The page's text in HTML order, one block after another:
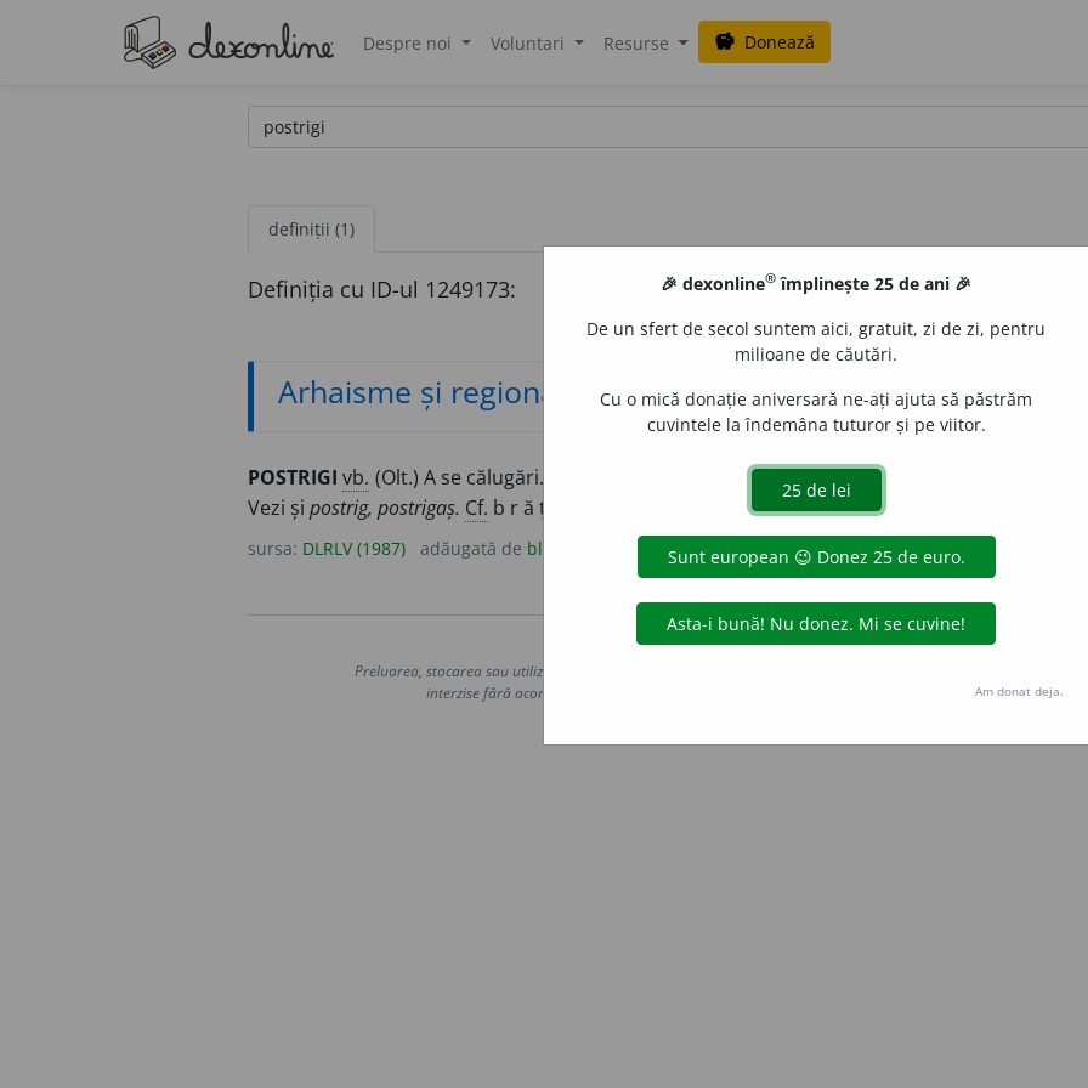
Despre noi Voluntari Resurse savings Donează
definiții (1)
Definiția cu ID-ul 1249173:
Arhaisme și regionalisme
POSTRIGI vb. (Olt.) A se călugări. Se vor postrigi călugări fără de învățătura părinților lor.
Vezi și postrig, postrigaș. Cf. b r ă ț i.
sursa: DLRLV (1987) adăugată de blaurb.
Copyright © 2004-2026 dexonline (https://dexonline.ro)
Preluarea, stocarea sau utilizarea datelor de pe acest site, inclusiv prin orice metode de extragere automată
interzise fără acordul nostru prealabil scris, cu excepția seturilor de date oferite oficial spre utilizare
🎉 dexonline® împlinește 25 de ani 🎉
De un sfert de secol suntem aici, gratuit, zi de zi, pentru
milioane de căutări.
Cu o mică donație aniversară ne-ați ajuta să păstrăm
cuvintele la îndemâna tuturor și pe viitor.
Am donat deja.